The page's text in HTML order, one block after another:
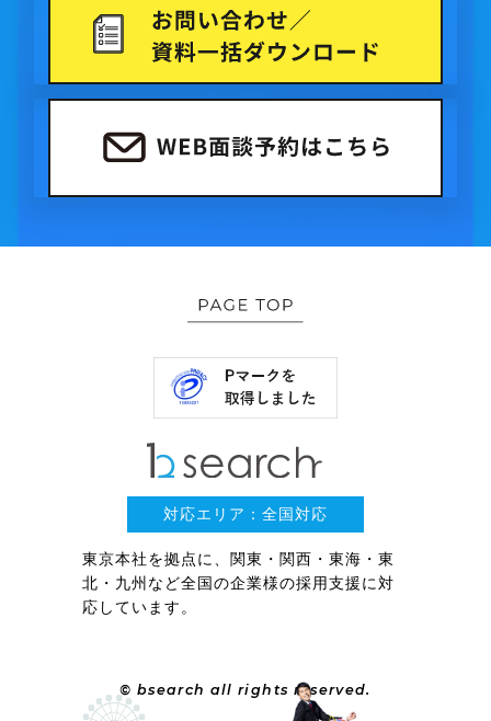
対応エリア：全国対応
東京本社を拠点に、関東・関西・東海・東
北・九州など全国の企業様の採用支援に対
応しています。
© bsearch all rights reserved.